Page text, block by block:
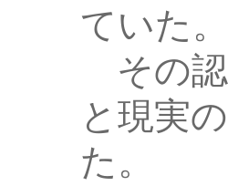
ていた。
その認
と現実
た。